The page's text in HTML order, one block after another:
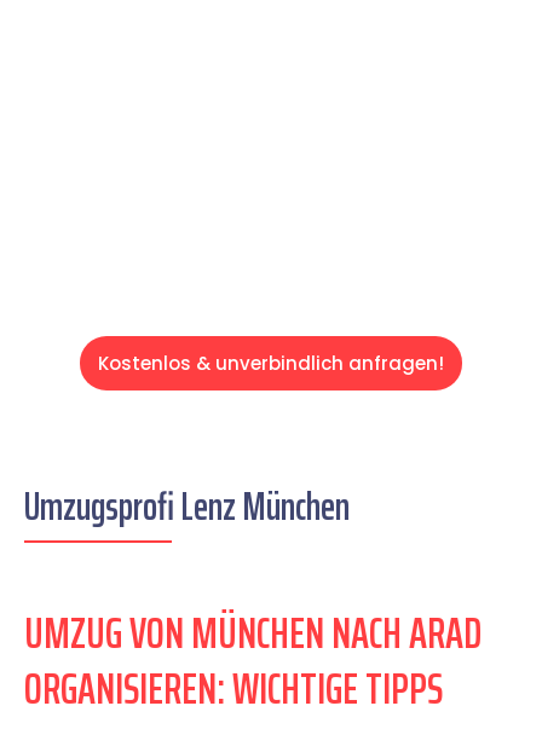
Kostenlos & unverbindlich anfragen!
Umzugsprofi Lenz München
UMZUG VON MÜNCHEN NACH ARAD
ORGANISIEREN: WICHTIGE TIPPS